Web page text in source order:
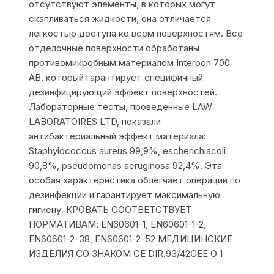
отсутствуют элементы, в которых могут
скапливаться жидкости, она отличается
легкостью доступа ко всем поверхностям. Все
отделочные поверхности обработаны
противомикробным материалом Interpon 700
AB, который гарантирует специфичный
дезинфицирующий эффект поверхностей.
Лабораторные тесты, проведенные LAW
LABORATOIRES LTD, показали
антибактериальный эффект материала:
Staphylococcus aureus 99,9%, escherichiacoli
90,8%, pseudomonas aeruginosa 92,4%. Эта
особая характеристика облегчает операции по
дезинфекции и гарантирует максимальную
гигиену. КРОВАТЬ СООТВЕТСТВУЕТ
НОРМАТИВАМ: EN60601-1, EN60601-1-2,
EN60601-2-38, EN60601-2-52 МЕДИЦИНСКИЕ
ИЗДЕЛИЯ СО ЗНАКОМ CE DIR.93/42CEE О 1